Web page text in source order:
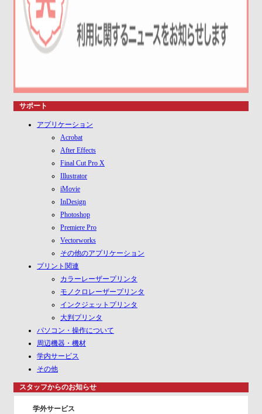
サポート
アプリケーション
Acrobat
After Effects
Final Cut Pro X
Illustrator
iMovie
InDesign
Photoshop
Premiere Pro
Vectorworks
その他のアプリケーション
プリント関連
カラーレーザープリンタ
モノクロレーザープリンタ
インクジェットプリンタ
大判プリンタ
パソコン・操作について
周辺機器・機材
学内サービス
その他
スタッフからのお知らせ
学外サービス